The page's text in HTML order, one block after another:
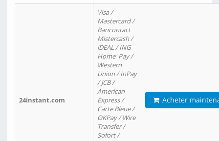
24instant.com
Visa /
Mastercard /
Bancontact
Mistercash /
iDEAL / ING
Home' Pay /
Western
Union / InPay
/ JCB /
American
Express /
Carte Bleue /
OKPay / Wire
Transfer /
Sofort /
Acheter